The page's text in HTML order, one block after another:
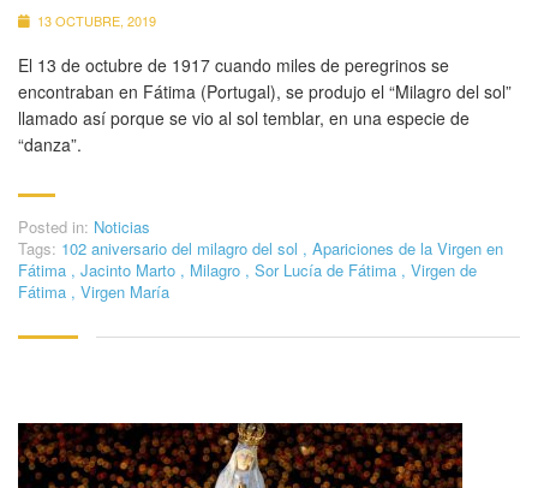
13 OCTUBRE, 2019
El 13 de octubre de 1917 cuando miles de peregrinos se
encontraban en Fátima (Portugal), se produjo el “Milagro del sol”
llamado así porque se vio al sol temblar, en una especie de
“danza”.
Posted in: Noticias
Tags: 102 aniversario del milagro del sol , Apariciones de la Virgen en
Fátima , Jacinto Marto , Milagro , Sor Lucía de Fátima , Virgen de
Fátima , Virgen María